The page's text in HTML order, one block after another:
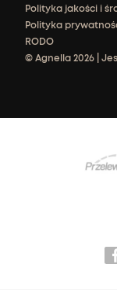
Polityka jakości i
Polityka
RODO
© Agnella 2026 |